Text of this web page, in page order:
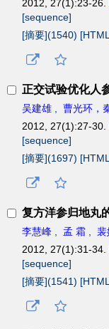
2012, 27(1):23-26.
[sequence]
[摘要](1540)
正交试验优化人
吴建雄 , 曹光环，
2012, 27(1):27-30.
[sequence]
[摘要](1697)
复方洋参归地丸
李慧峰 , 孟 霜 ,
2012, 27(1):31-34.
[sequence]
[摘要](1541)